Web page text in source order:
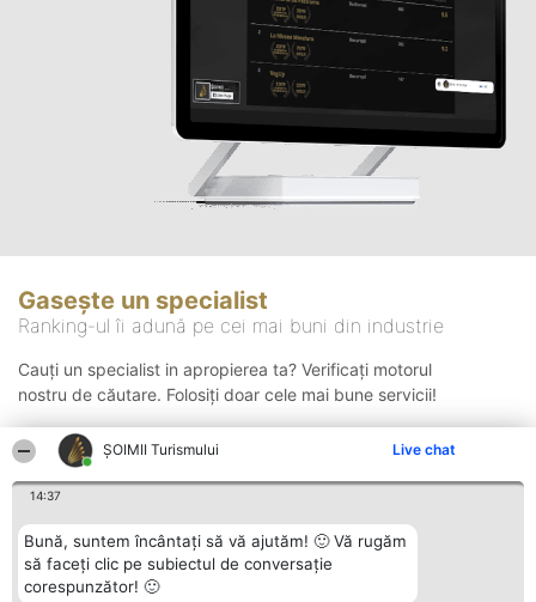
ȘOIMII Turismului Live chat
14:37
Bună, suntem încântați să vă ajutăm! 🙂 Vă rugăm
să faceți clic pe subiectul de conversație
corespunzător! 🙂
Gasește un specialist
Ranking-ul îi adună pe cei mai buni din industrie
Cauți un specialist in apropierea ta? Verificați motorul
nostru de căutare. Folosiți doar cele mai bune servicii!